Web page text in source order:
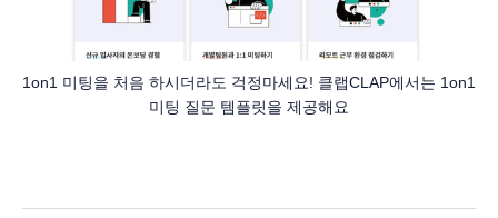
1on1 미팅을 처음 하시더라도 걱정마세요! 클랩CLAP에서는 1on1
미팅 질문 템플릿을 제공해요